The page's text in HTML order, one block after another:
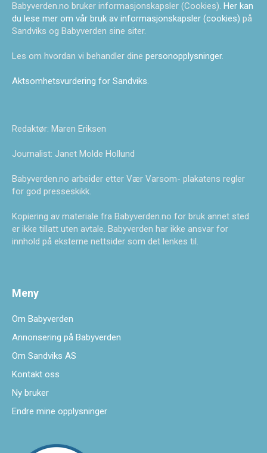
Babyverden.no bruker informasjonskapsler (Cookies). Her kan
du lese mer om vår bruk av informasjonskapsler (cookies) på
Sandviks og Babyverden sine siter.
Les om hvordan vi behandler dine personopplysninger.
Aktsomhetsvurdering for Sandviks.
Redaktør: Maren Eriksen
Journalist: Janet Molde Hollund
Babyverden.no arbeider etter Vær Varsom- plakatens regler
for god presseskikk.
Kopiering av materiale fra Babyverden.no for bruk annet sted
er ikke tillatt uten avtale. Babyverden har ikke ansvar for
innhold på eksterne nettsider som det lenkes til.
Meny
Om Babyverden
Annonsering på Babyverden
Om Sandviks AS
Kontakt oss
Ny bruker
Endre mine opplysninger